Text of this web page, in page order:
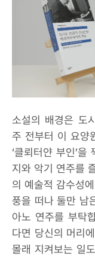
소설의 배경은 도
주 전부터 이 요양
‘클뢰터얀 부인’
지와 악기 연주를
의 예술적 감수성
풍을 떠나 둘만 남
아노 연주를 부탁
다면 당신의 머리
몰래 지켜보는 일